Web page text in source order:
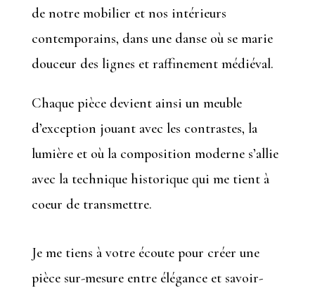
de notre mobilier et nos intérieurs
contemporains, dans une danse où se marie
douceur des lignes et raffinement médiéval.
Chaque pièce devient ainsi un meuble
d’exception jouant avec les contrastes, la
lumière et où la composition moderne s’allie
avec la technique historique qui me tient à
coeur de transmettre.
Je me tiens à votre écoute pour créer une
pièce sur-mesure entre élégance et savoir-